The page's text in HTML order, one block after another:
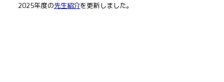
2025年度の先生紹介を更新しました。